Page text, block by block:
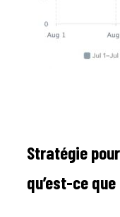
Stratégie
qu’est-ce